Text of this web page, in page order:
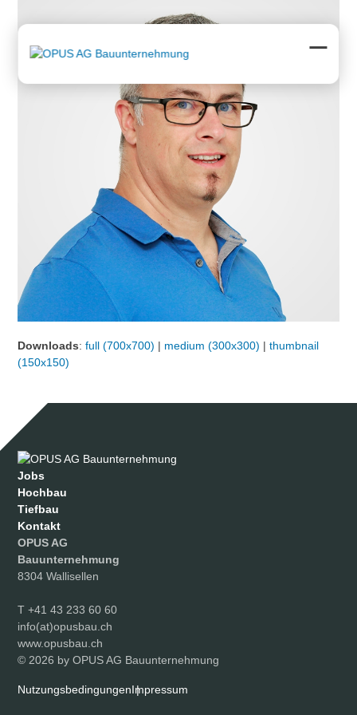
Downloads:full (700x700) | medium (300x300) |thumbnail
(150x150)
Jobs
Hochbau
Tiefbau
Kontakt
OPUS AG
Bauunternehmung
8304 Wallisellen
T+41 43 233 60 60
info(at)opusbau.ch
www.opusbau.ch
© 2026 by OPUS AG Bauunternehmung
NutzungsbedingungenImpressum